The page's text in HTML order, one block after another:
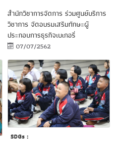
สำนักวิชาการจัดการ ร่วมศูนย์บริการ
วิชาการ จัดอบรมเสริมทักษะผู้
ประกอบการธุรกิจเบเกอรี่
07/07/2562
SDGs :